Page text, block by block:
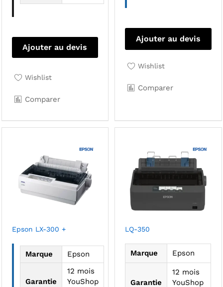
Ajouter au devis
Wishlist
Comparer
Ajouter au devis
Wishlist
Comparer
Epson LX-300 +
Marque Epson
Garantie
12 mois
YouShop
LQ-350
Marque Epson
Garantie
12 mois
YouShop